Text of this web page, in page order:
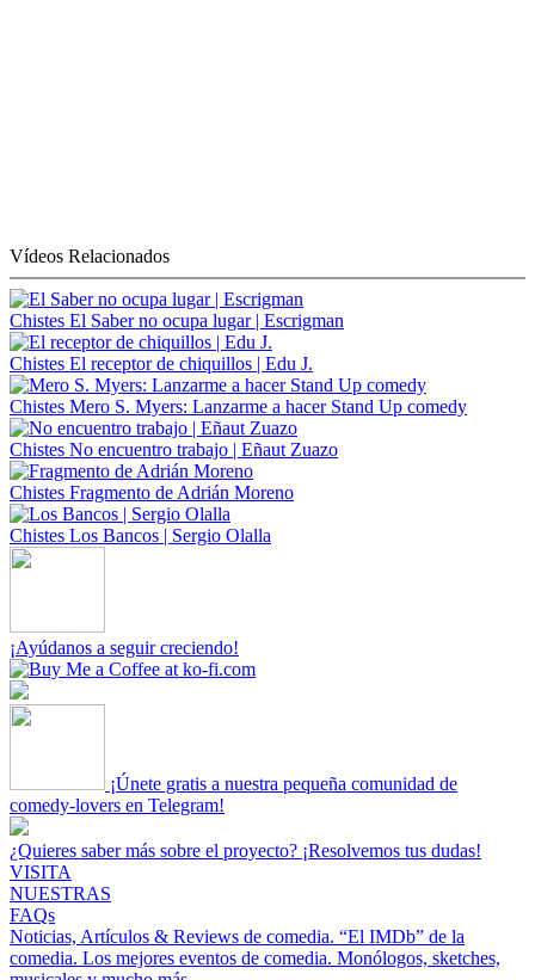
Vídeos Relacionados
Chistes El Saber no ocupa lugar | Escrigman
Chistes El receptor de chiquillos | Edu J.
Chistes Mero S. Myers: Lanzarme a hacer Stand Up comedy
Chistes No encuentro trabajo | Eñaut Zuazo
Chistes Fragmento de Adrián Moreno
Chistes Los Bancos | Sergio Olalla
¡Ayúdanos a seguir creciendo!
¡Únete gratis a nuestra pequeña comunidad de
comedy-lovers en Telegram!
¿Quieres saber más sobre el proyecto? ¡Resolvemos tus dudas!
VISITA
NUESTRAS
FAQs
Noticias, Artículos & Reviews de comedia. “El IMDb” de la
comedia. Los mejores eventos de comedia. Monólogos, sketches,